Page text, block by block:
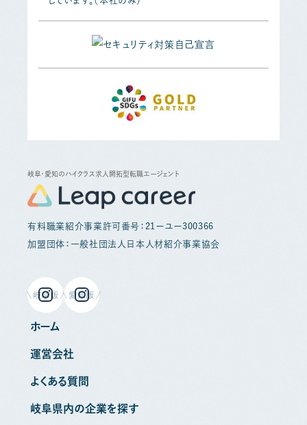
岐阜・愛知のハイクラス求人開拓型転職エージェント
有料職業紹介事業許可番号：21ーユー300366
加盟団体：一般社団法人日本人材紹介事業協会
岐阜版 愛知版
ホーム
運営会社
よくある質問
岐阜県内の企業を探す